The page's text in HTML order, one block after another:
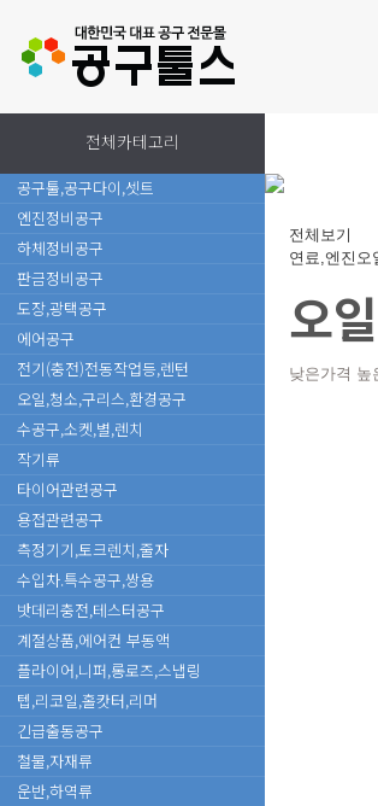
전체카테고리
공구툴,공구다이,셋트
엔진정비공구
하체정비공구
판금정비공구
도장,광택공구
에어공구
전기(충전)전동작업등,렌턴
오일,청소,구리스,환경공구
수공구,소켓,별,렌치
작기류
타이어관련공구
용접관련공구
측정기기,토크렌치,줄자
수입차.특수공구,쌍용
밧데리충전,테스터공구
계절상품,에어컨 부동액
플라이어,니퍼,롱로즈,스냅링
텝,리코일,홀캇터,리머
긴급출동공구
철물,자재류
운반,하역류
전체보기
연료,엔진오
오
낮은가격 높